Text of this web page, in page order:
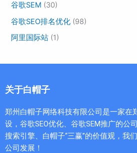
谷歌SEM (30)
谷歌SEO排名优化 (98)
阿里国际站 (1)
关于白帽子
郑州白帽子网络科技有限公司是一家在
设，谷歌SEO优化、谷歌SEM推广的公
搜索引擎、白帽子“三赢”的价值观，我
公司发展！